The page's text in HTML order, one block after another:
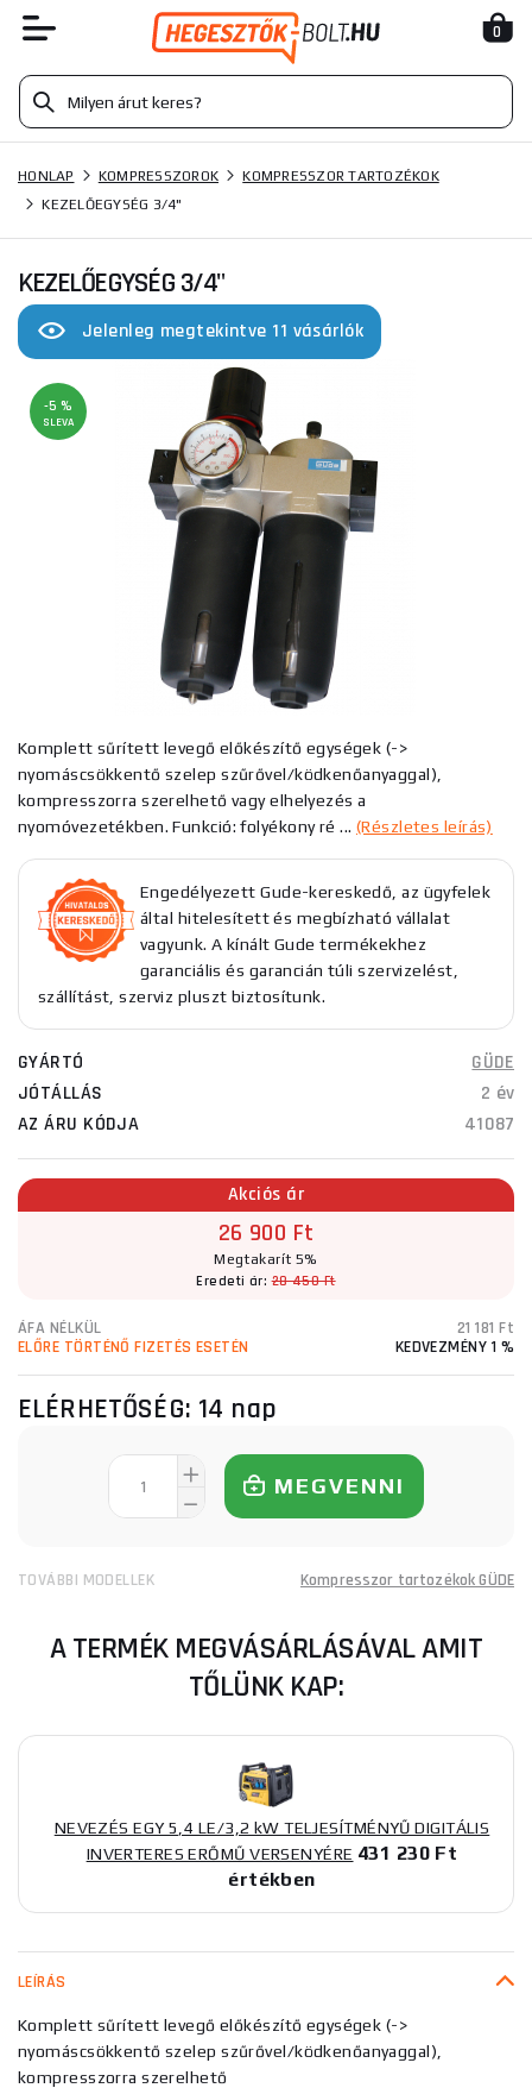
0
HONLAP KOMPRESSZOROK
KOMPRESSZOR TARTOZÉKOK
KEZELŐEGYSÉG 3/4"
KEZELŐEGYSÉG 3/4"
Jelenleg megtekintve 11 vásárlók
-5 %
SLEVA
Komplett sűrített levegő előkészítő egységek (->
nyomáscsökkentő szelep szűrővel/ködkenőanyaggal),
kompresszorra szerelhető vagy elhelyezés a
nyomóvezetékben. Funkció: folyékony ré ... (Részletes leírás)
Engedélyezett Gude-kereskedő, az ügyfelek
által hitelesített és megbízható vállalat
vagyunk. A kínált Gude termékekhez
garanciális és garancián túli szervizelést,
szállítást, szerviz pluszt biztosítunk.
GYÁRTÓ
GÜDE
JÓTÁLLÁS
2 év
AZ ÁRU KÓDJA
41087
Akciós ár
26 900 Ft
Megtakarít 5%
Eredeti ár:28 450 Ft
ÁFA NÉLKÜL
21 181 Ft
ELŐRE TÖRTÉNŐ FIZETÉS ESETÉN
KEDVEZMÉNY 1 %
ELÉRHETŐSÉG: 14 nap
MEGVENNI
TOVÁBBI MODELLEK Kompresszor tartozékok GÜDE
A TERMÉK MEGVÁSÁRLÁSÁVAL AMIT
TŐLÜNK KAP:
NEVEZÉS EGY 5,4 LE/3,2 kW TELJESÍTMÉNYŰ DIGITÁLIS
INVERTERES ERŐMŰ VERSENYÉRE 431 230 Ft
értékben
LEÍRÁS
Komplett sűrített levegő előkészítő egységek (->
nyomáscsökkentő szelep szűrővel/ködkenőanyaggal),
kompresszorra szerelhető